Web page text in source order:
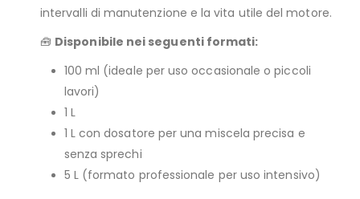
intervalli di manutenzione e la vita utile del motore.
🧰 Disponibile nei seguenti formati:
100 ml (ideale per uso occasionale o piccoli
lavori)
1 L
1 L con dosatore per una miscela precisa e
senza sprechi
5 L (formato professionale per uso intensivo)